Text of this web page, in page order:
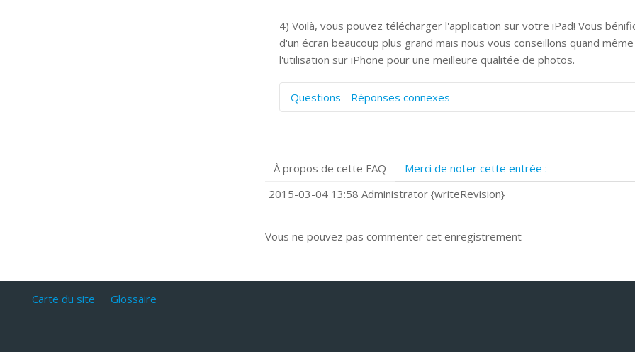
4) Voilà, vous pouvez télécharger l'application sur votre iPad! Vous
d'un écran beaucoup plus grand mais nous vous conseillons quand même
l'utilisation sur iPhone pour une meilleure qualitée de photos.
Questions - Réponses connexes
Quels navigateurs web sont supportés ?
Comment installer Google Chrome ?
À propos de cette FAQ
Merci de noter cette entrée :
2015-03-04 13:58 Administrator {writeRevision}
Vous ne pouvez pas commenter cet enregistrement
Carte du site Glossaire